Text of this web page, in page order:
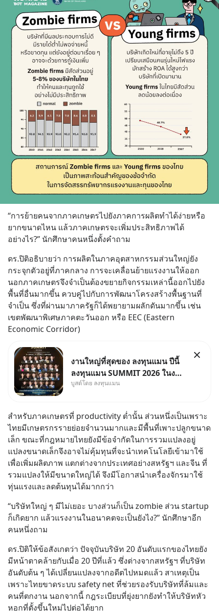
“การย้ายคนจากภาคเกษตรไปยังภาคการผลิตทำได้ง่ายหรือ
ยากขนาดไหน แล้วภาคเกษตรจะเพิ่มประสิทธิภาพได้
อย่างไร?” นักศึกษาคนหนึ่งตั้งคำถาม
ดร.ปิติอธิบายว่า การผลิตในภาคอุตสาหกรรมส่วนใหญ่ยัง
กระจุกตัวอยู่ที่ภาคกลาง การจะเคลื่อนย้ายแรงงานให้ออก
นอกภาคเกษตรจึงจำเป็นต้องขยายกิจกรรมเหล่านี้ออกไปยัง
พื้นที่อื่นมากขึ้น ควบคู่ไปกับการพัฒนาโครงสร้างพื้นฐานที่
จำเป็น ซึ่งที่ผ่านมาภาครัฐก็ได้พยายามผลักดันมากขึ้น เช่น
เขตพัฒนาพิเศษภาคตะวันออก หรือ EEC (Eastern
Economic Corridor)
งานใหญ่ที่สุดของ ลงทุนแมน ปีนี้
ลงทุนแมน SUMMIT 2026 ในงาน
นี้จะมีเจ้าของธุรกิจ Dr.PONG,
Salad, LA GLACE, Fastwork,
MizuMi, KARMART, อิชิตัน มา
แชร์ความรู้การสร้างธุรกิจ
บูสต์โดย ลงทุนแมน
สำหรับภาคเกษตรที่ productivity ต่ำนั้น ส่วนหนึ่งเป็นเพราะ
ไทยมีเกษตรกรรายย่อยจำนวนมากและมีพื้นที่เพาะปลูกขนาด
เล็ก ขณะที่กฎหมายไทยยังมีข้อจำกัดในการรวมแปลงอยู่
แปลงขนาดเล็กจึงอาจไม่คุ้มทุนที่จะนำเทคโนโลยีเข้ามาใช้
เพื่อเพิ่มผลิตภาพ แตกต่างจากประเทศอย่างสหรัฐฯ และจีน ที่
รวมแปลงให้มีขนาดใหญ่ได้ จึงมีโอกาสนำเครื่องจักรมาใช้
ทุ่นแรงและลดต้นทุนได้มากกว่า
“บริษัทใหญ่ ๆ มีไม่เยอะ บางส่วนก็เป็น zombie ส่วน startup
ก็เกิดยาก แล้วแรงงานในอนาคตจะเป็นยังไง?” นักศึกษาอีก
คนหนึ่งถาม
ดร.ปิติให้ข้อสังเกตว่า ปัจจุบันบริษัท 20 อันดับแรกของไทยยัง
มีหน้าตาคล้ายกับเมื่อ 20 ปีที่แล้ว ซึ่งต่างจากสหรัฐฯ ที่บริษัท
อันดับต้น ๆ ได้เปลี่ยนแปลงจากอดีตไปหมดแล้ว สาเหตุเป็น
เพราะไทยขาดระบบ safety net ที่ช่วยรองรับบริษัทที่ล้มและ
คนที่ตกงาน นอกจากนี้ กฎระเบียบที่ยุ่งยากยังทำให้บริษัทหัว
หอกที่ตั้งขึ้นใหม่ไปต่อได้ยาก